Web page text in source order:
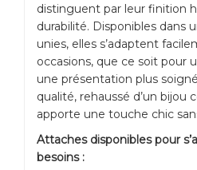
distinguent par leur finition
durabilité. Disponibles dans
unies, elles s’adaptent
occasions, que ce soit pour
une présentation plus
qualité, rehaussé d’un bijou
apporte une touche chic
Attaches disponibles pour
besoins :